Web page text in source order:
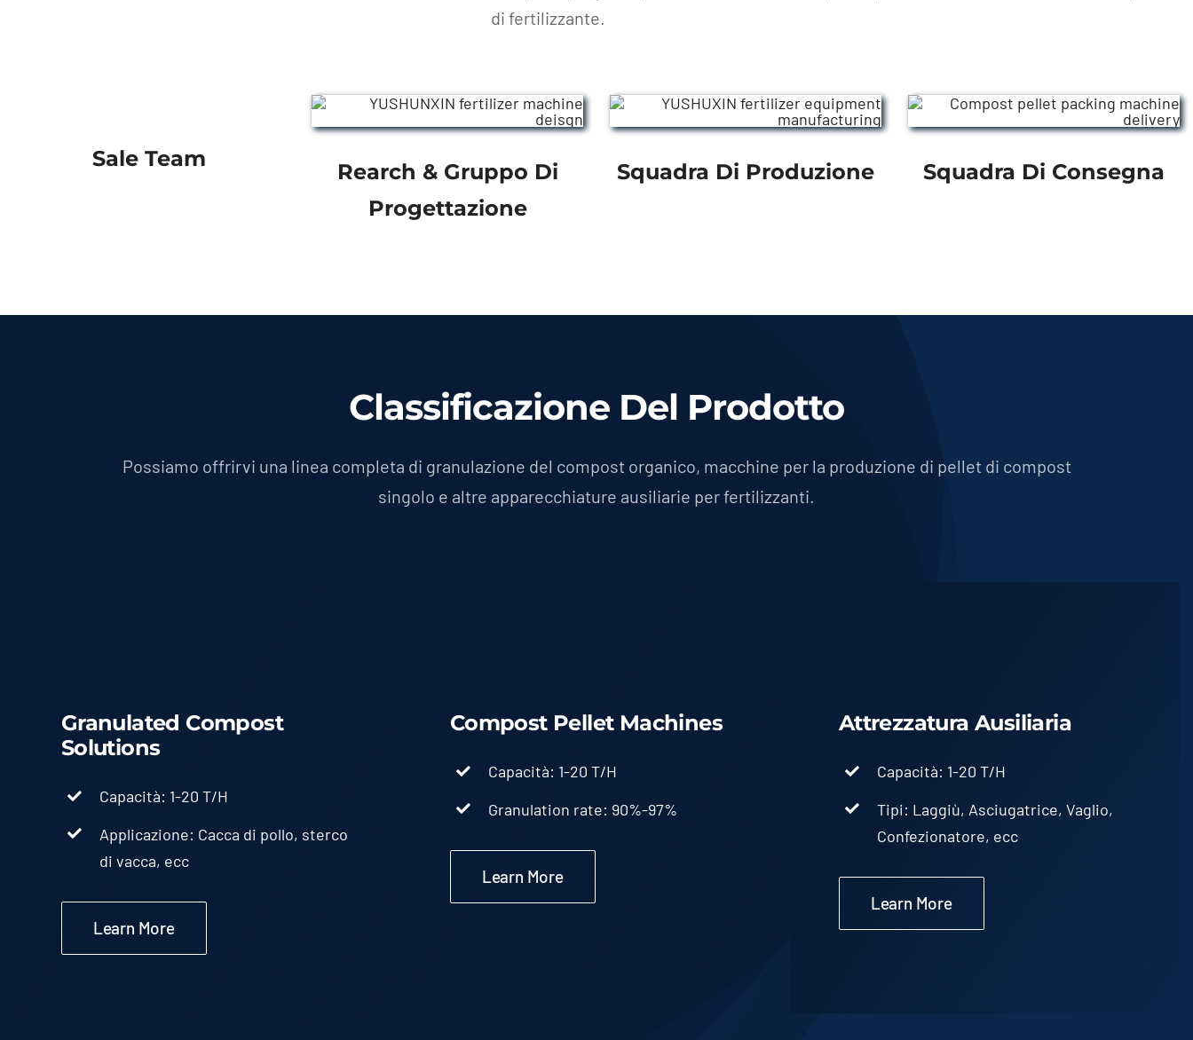
di fertilizzante.
Sale Team
Rearch & Gruppo Di
Progettazione
Squadra Di Produzione Squadra Di Consegna
Classificazione Del Prodotto
Possiamo offrirvi una linea completa di granulazione del compost organico, macchine per la produzione di pellet di compost
singolo e altre apparecchiature ausiliarie per fertilizzanti.
Granulated Compost
Solutions
Capacità: 1-20 T/H
Applicazione: Cacca di pollo, sterco
di vacca, ecc
Learn More
Compost Pellet Machines
Capacità: 1-20 T/H
Granulation rate: 90%-97%
Learn More
Attrezzatura Ausiliaria
Capacità: 1-20 T/H
Tipi: Laggiù, Asciugatrice, Vaglio,
Confezionatore, ecc
Learn More